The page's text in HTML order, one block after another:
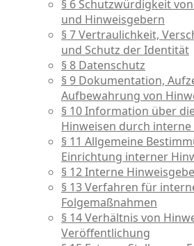
§ 6 Schutzwürdigkeit
und Hinweisgebern
§ 7 Vertraulichkeit,
und Schutz der Identität
§ 8 Datenschutz
§ 9 Dokumentation,
Aufbewahrung von
§ 10 Information über
Hinweisen durch
§ 11 Allgemeine
Einrichtung interner
§ 12 Interne
§ 13 Verfahren für
Folgemaßnahmen
§ 14 Verhältnis von
Veröffentlichung